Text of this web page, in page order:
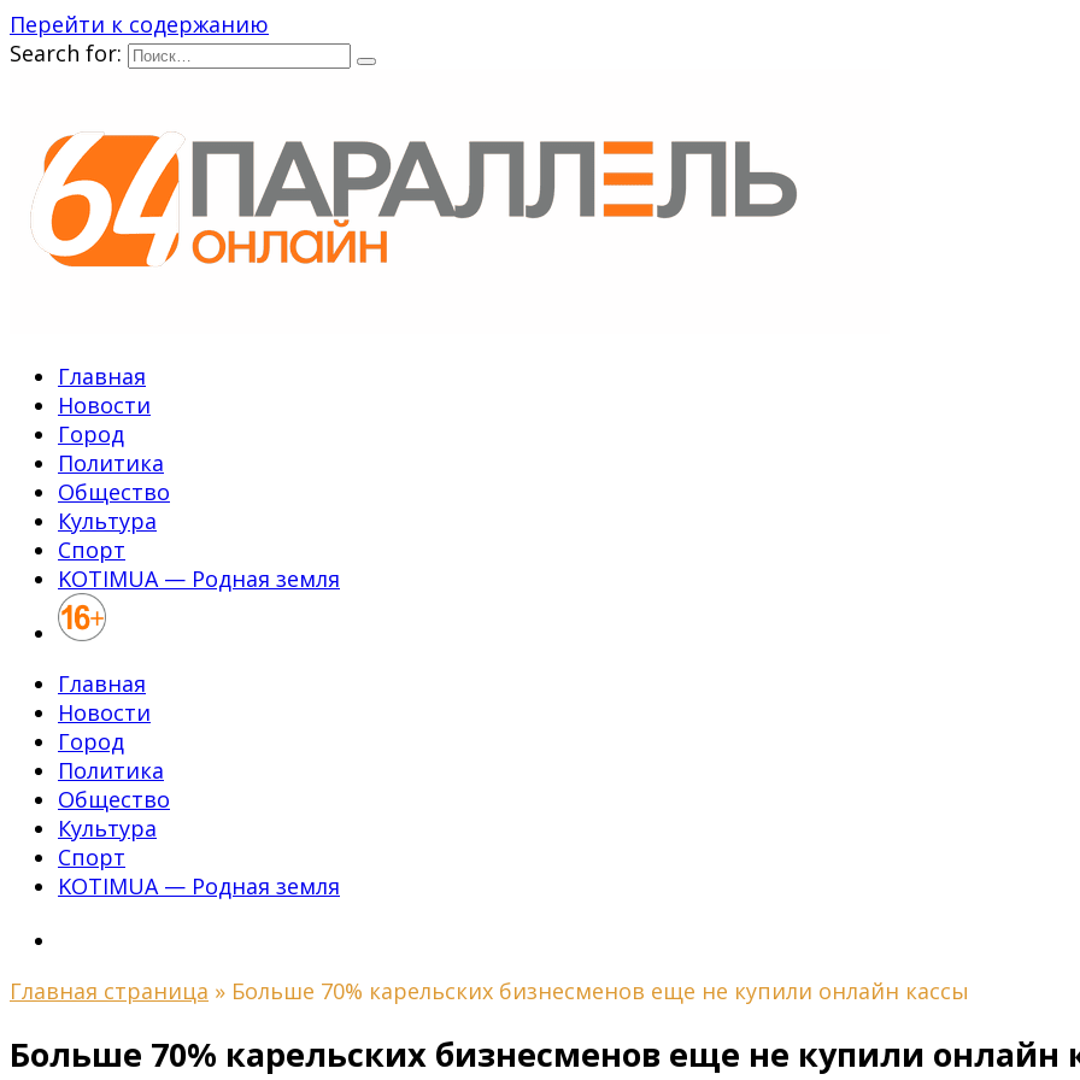
Перейти к содержанию
Search for:
Главная
Новости
Город
Политика
Общество
Культура
Спорт
KOTIMUA — Родная земля
Главная
Новости
Город
Политика
Общество
Культура
Спорт
KOTIMUA — Родная земля
Главная страница » Больше 70% карельских бизнесменов еще не купили онлайн кассы
Больше 70% карельских бизнесменов еще не купили онлайн